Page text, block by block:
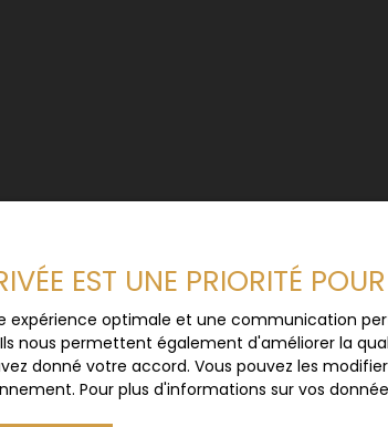
EST UNE PRIORITÉ
expérience optimale et une communication
nous permettent également d'améliorer la
donné votre accord. Vous pouvez les
Pour plus d'informations sur vos